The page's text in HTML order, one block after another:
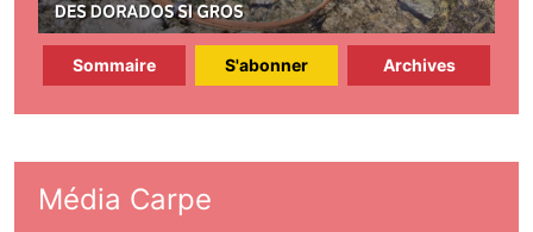
Sommaire S'abonner Archives
Média Carpe